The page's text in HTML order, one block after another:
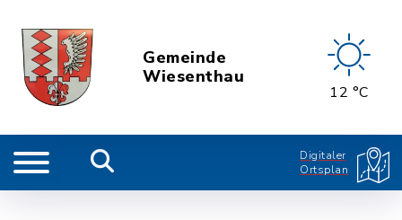
Gemeinde
Wiesenthau
12 °C
Digitaler
Ortsplan